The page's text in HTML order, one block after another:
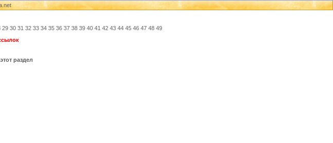
29 30 31 32 33 34 35 36 37 38 39 40 41 42 43 44 45 46 47 48 49
раздел